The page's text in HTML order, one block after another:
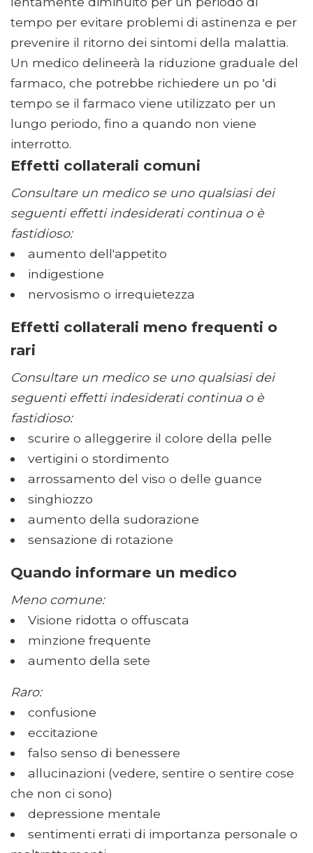
tempo per evitare problemi di astinenza e per
prevenire il ritorno dei sintomi della malattia.
Un medico delineerà la riduzione graduale del
farmaco, che potrebbe richiedere un po 'di
tempo se il farmaco viene utilizzato per un
lungo periodo, fino a quando non viene
interrotto.
Effetti collaterali comuni
Consultare un medico se uno qualsiasi dei
seguenti effetti indesiderati continua o è
fastidioso:
aumento dell'appetito
indigestione
nervosismo o irrequietezza
Effetti collaterali meno frequenti o
rari
Consultare un medico se uno qualsiasi dei
seguenti effetti indesiderati continua o è
fastidioso:
scurire o alleggerire il colore della pelle
vertigini o stordimento
arrossamento del viso o delle guance
singhiozzo
aumento della sudorazione
sensazione di rotazione
Quando informare un medico
Meno comune:
Visione ridotta o offuscata
minzione frequente
aumento della sete
Raro:
confusione
eccitazione
falso senso di benessere
allucinazioni (vedere, sentire o sentire cose
che non ci sono)
depressione mentale
sentimenti errati di importanza personale o